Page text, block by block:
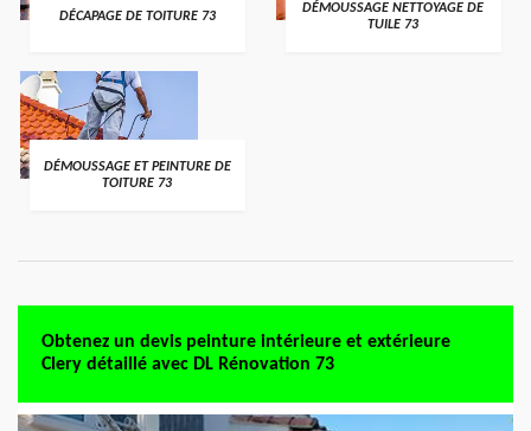
DÉCAPAGE DE TOITURE 73
DÉMOUSSAGE NETTOYAGE DE
TUILE 73
DÉMOUSSAGE ET PEINTURE DE
TOITURE 73
Obtenez un devis peinture intérieure et extérieure
Clery détaillé avec DL Rénovation 73